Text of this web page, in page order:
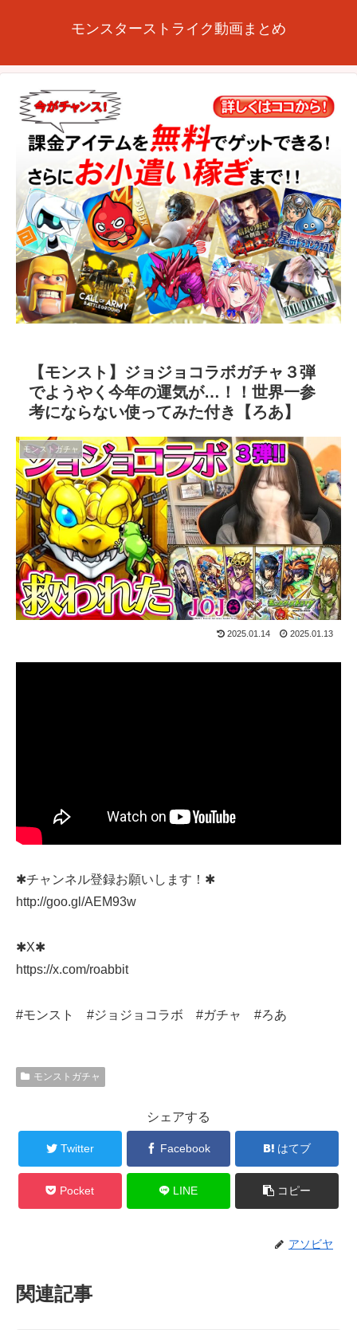
モンスターストライク動画まとめ
【モンスト】ジョジョコラボガチャ３弾
でようやく今年の運気が…！！世界一参
考にならない使ってみた付き【ろあ】
モンストガチャ
2025.01.14 2025.01.13
✱チャンネル登録お願いします！✱
http://goo.gl/AEM93w
✱X✱
https://x.com/roabbit
#モンスト #ジョジョコラボ #ガチャ #ろあ
モンストガチャ
シェアする
Twitter Facebook はてブ
Pocket LINE コピー
アソビヤ
関連記事